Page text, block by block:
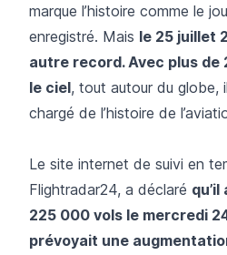
marque l’histoire comme le
enregistré. Mais le 25 juillet
autre record. Avec plus de
le ciel, tout autour du globe,
chargé de l’histoire de
Le site internet de suivi en
Flightradar24, a déclaré
225 000 vols le mercredi
prévoyait une